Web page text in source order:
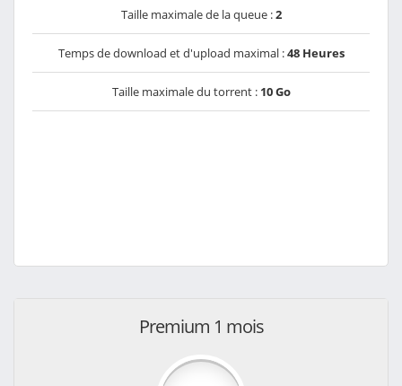
Taille maximale de la queue :2
Temps de download et d'upload maximal :48 Heures
Taille maximale du torrent : 10 Go
Premium 1 mois